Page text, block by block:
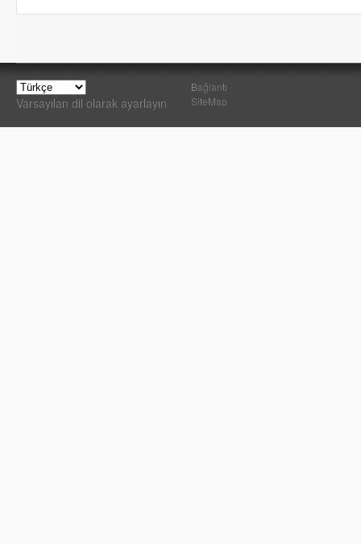
Varsayılan dil olarak ayarlayın
Bağlantı
SiteMap